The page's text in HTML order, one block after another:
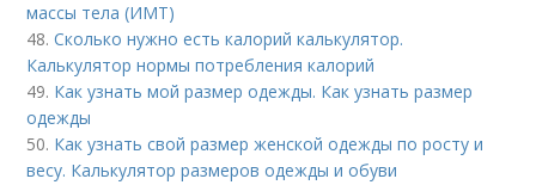
массы тела (ИМТ)
48.Сколько нужно есть калорий калькулятор.
Калькулятор нормы потребления калорий
49. Как узнать мой размер одежды. Как узнать размер
одежды
50. Как узнать свой размер женской одежды по росту и
весу. Калькулятор размеров одежды и обуви